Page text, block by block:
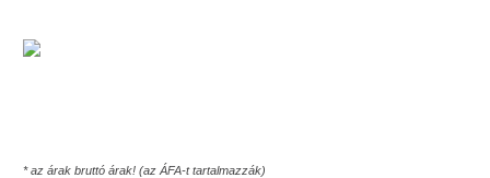
* az árak bruttó árak! (az ÁFA-t tartalmazzák)